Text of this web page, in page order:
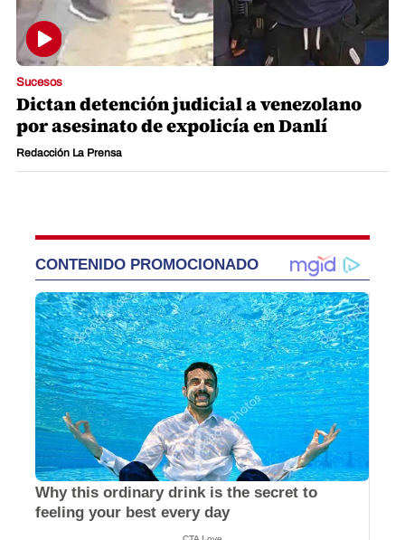
Sucesos
Dictan detención judicial a venezolano
por asesinato de expolicía en Danlí
Redacción La Prensa
CONTENIDO PROMOCIONADO
Why this ordinary drink is the secret to
feeling your best every day